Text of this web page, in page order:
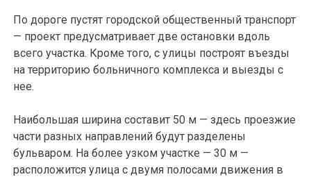
По дороге пустят городской общественный транспорт
— проект предусматривает две остановки вдоль
всего участка. Кроме того, с улицы построят въезды
на территорию больничного комплекса и выезды с
нее.
Наибольшая ширина составит 50 м — здесь проезжие
части разных направлений будут разделены
бульваром. На более узком участке — 30 м —
расположится улица с двумя полосами движения в